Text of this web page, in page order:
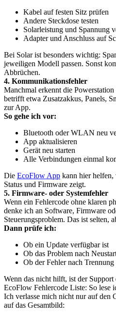
Kabel auf festen Sitz prüfen
Andere Steckdose testen
Solarleistung und Spannung
Adapter und Anschluss auf
Bei Solar ist besonders wichtig:
jeweiligen Modell passen. Sonst
Abbrüchen.
4. Kommunikationsfehler
Manchmal erkennt die
betrifft etwa Zusatzakkus, Panels,
zur App.
So gehe ich vor:
Bluetooth oder WLAN neu
App aktualisieren
Gerät neu starten
Alle Verbindungen einmal
Die EcoFlow App kann hier
Status und Firmware zeigt.
5. Firmware- oder Systemfehler
Wenn ein Fehlercode ohne klaren
denke ich an Software, Firmware
Steuerungsproblem. Das ist selten,
Dann prüfe ich:
Ob ein Update verfügbar ist
Ob das Problem nach
Ob der Fehler nach
Wenn das nicht hilft, ist der Support
EcoFlow Fehlercode Liste: So lese
Ich verlasse mich nicht nur auf den
auf das Gesamtbild: